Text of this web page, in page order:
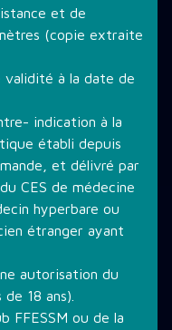
et de
(copie extraite
validité à la date de
indication à la
établi depuis
et délivré par
CES de médecine
hyperbare ou
étranger ayant
autorisation du
18 ans).
FFESSM ou de la